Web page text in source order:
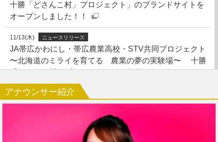
十勝「どさんこ村」プロジェクト」のブランドサイトを
オープンしました！！
11/13(木) ニュースリリース
JA帯広かわにし・帯広農業高校・STV共同プロジェクト
〜北海道のミライを育てる 農業の夢の実験場〜 十勝
5/8(木) ニュースリリース
「人権侵害・ハラスメントに関するアンケート」を実施
アナウンサー紹介